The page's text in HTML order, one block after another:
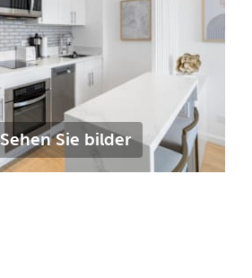
Sehen Sie bilder